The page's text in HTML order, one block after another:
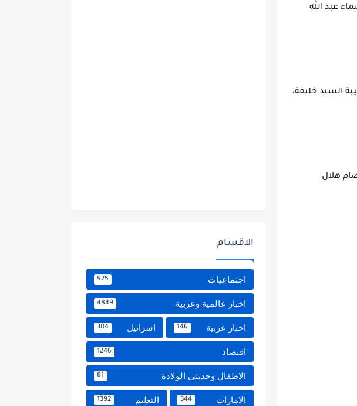
العلمي الطالبة أسماء عبد الله
العلمي الطالبة حبيبة السيد خليفة،
الطالب عصام هلال
الاقسام
اجتماعيات 925
اخبار عالمية وعربية 4849
اخبار عربية 146 اسرائيل 384
اقتصاد 1246
الاطفال وحديثى الولادة 81
الامارات 344 التعليم 1392